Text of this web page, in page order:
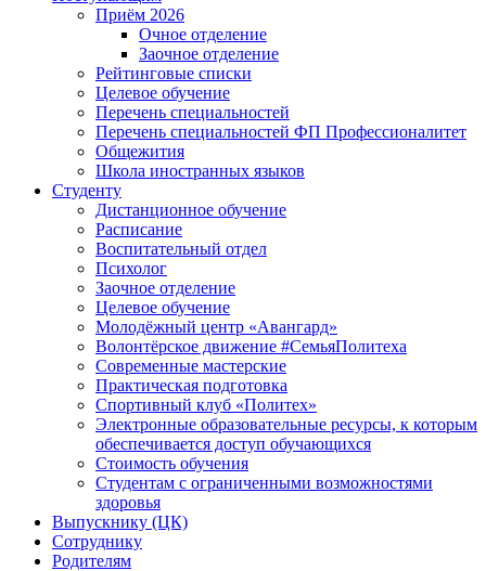
Приём 2026
Очное отделение
Заочное отделение
Рейтинговые списки
Целевое обучение
Перечень специальностей
Перечень специальностей ФП Профессионалитет
Общежития
Школа иностранных языков
Студенту
Дистанционное обучение
Расписание
Воспитательный отдел
Психолог
Заочное отделение
Целевое обучение
Молодёжный центр «Авангард»
Волонтёрское движение #СемьяПолитеха
Современные мастерские
Практическая подготовка
Спортивный клуб «Политех»
Электронные образовательные ресурсы, к которым
обеспечивается доступ обучающихся
Стоимость обучения
Студентам с ограниченными возможностями
здоровья
Выпускнику (ЦК)
Сотруднику
Родителям